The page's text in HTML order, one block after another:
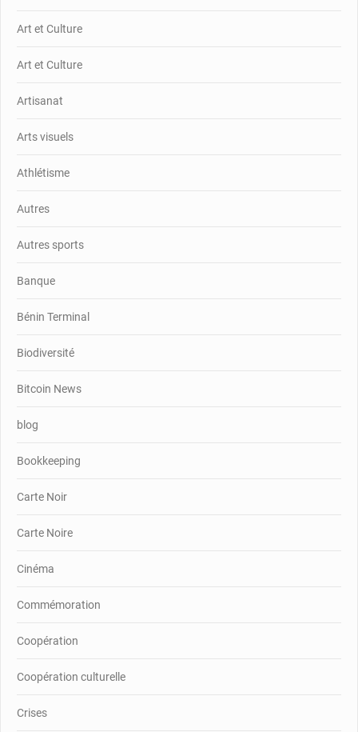
Art et Culture
Art et Culture
Artisanat
Arts visuels
Athlétisme
Autres
Autres sports
Banque
Bénin Terminal
Biodiversité
Bitcoin News
blog
Bookkeeping
Carte Noir
Carte Noire
Cinéma
Commémoration
Coopération
Coopération culturelle
Crises